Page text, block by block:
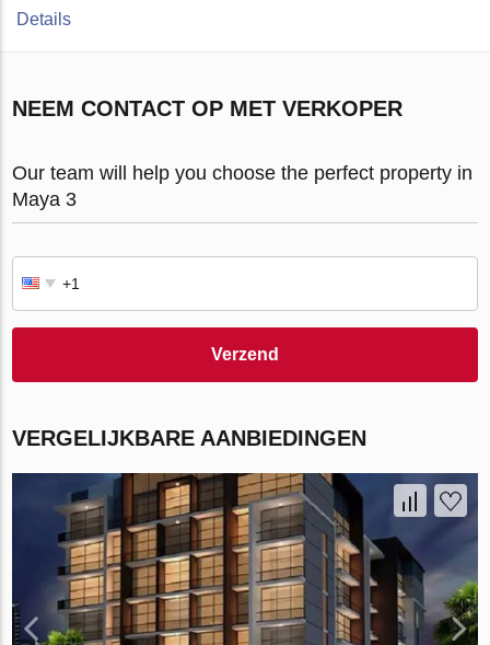
Details
NEEM CONTACT OP MET VERKOPER
Our team will help you choose the perfect property in
Maya 3
Verzend
VERGELIJKBARE AANBIEDINGEN